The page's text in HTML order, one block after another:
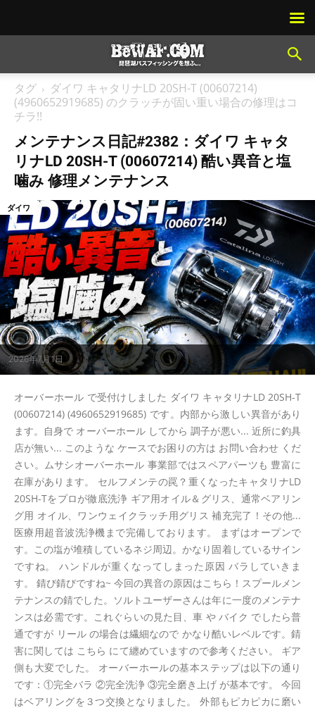
タグ
ダイワ キャタリナLD 20SH-T (00607214)
(4960652919685) のクラッチが固い重い場合の修理はコ
チラ!!
メンテナンス日記#2382：ダイワ キャタ
リナLD 20SH-T (00607214) 酷い異音と塩
噛み 修理メンテナンス
2026年7月1日
ダイワ
オーバーホール で受付けしました ダイワ キャタリナLD 20SH-T
(00607214) (4960652919685) です。内部から激しい異音があり
ます。自身で オーバーホール してから 調子が悪い... 近所に釣具
店が無い... このような ケースでお困りの方は お問い合わせ くだ
さい。ムサシオーバーホール 事業部ではスペアパーツも 豊富に
在庫があります。 セルフメンテの罠？重くなったキャタリナLD
20SH-Tをプロが徹底洗浄 ギア用オイル＆グリス、通常ベアリン
グ用 オイル、ワンウェイクラッチ用グリス 補充完了！その他...
医療用超音波洗浄機まで完備しております。 まずはオープンで
す。この塩が堆積しているネジ周辺。かなり固着しているサイン
ですね。 ハンドルが重くなってしまった原因 バラしていきま
す。 錆び錆びですね~ 今回の異音の原因はこちら！スプールメン
テナンスの錆でした。ソルトユーザーさんは年に一度のメンテナ
ンスは必需です。これぐらいの見た目、車 や バイク でしたら普
通ですが リール の場合は繊細なので かなり酷いレベルです。錆
害に関しては こちら にて纏めていますので参考ください。 ギア
側も大変でした。 オーバーホールの基本ステップは以下の通り
です：①完全バラ ②完全洗浄 ③完全磨き上げ が基本です。 今回
はベアリングを３つ交換となりました。 外部もピカピカに磨い